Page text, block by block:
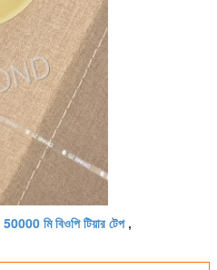
50000 মি বিওপি টিয়ার টেপ,